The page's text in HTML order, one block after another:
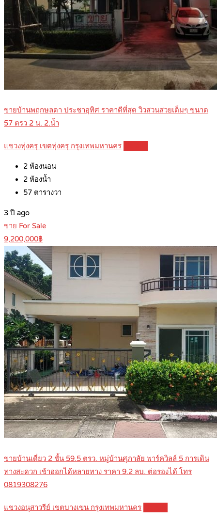
ขายบ้านพฤกษลดา ประชาอุทิศ ราคาดีที่สุด วิวสวนสวยเต็มๆ ขนาด
57 ตรว 2 น. 2.น้ำ
แขวงทุ่งครุ เขตทุ่งครุ กรุงเทพมหานคร
2 ห้องนอน
2 ห้องน้ำ
57 ตารางวา
3 ปี ago
ขาย For Sale
9,200,000฿
ขายบ้านเดี่ยว 2 ชั้น 59.5 ตรว. หมู่บ้านศุภาลัย พาร์ควิลล์ 5 การเดิน
ทางสะดวก เข้าออกได้หลายทาง ราคา 9.2 ลบ. ต่อรองได้ โทร
0819308276
แขวงอนุสาวรีย์ เขตบางเขน กรุงเทพมหานคร